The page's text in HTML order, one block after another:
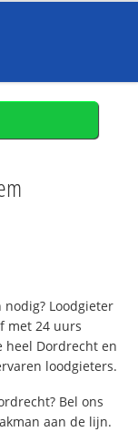
Loodgieter
met 24 uurs
heel Dordrecht en
loodgieters.
Bel ons
aan de lijn.